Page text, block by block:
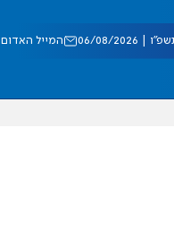
08/2026 המייל האדום